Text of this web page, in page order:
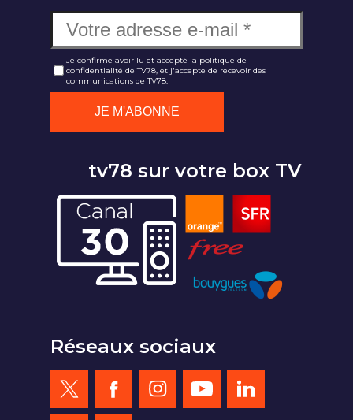
Je confirme avoir lu et accepté la politique de
confidentialité de TV78, et j'accepte de recevoir des
communications de TV78.
tv78 sur votre box TV
Réseaux sociaux